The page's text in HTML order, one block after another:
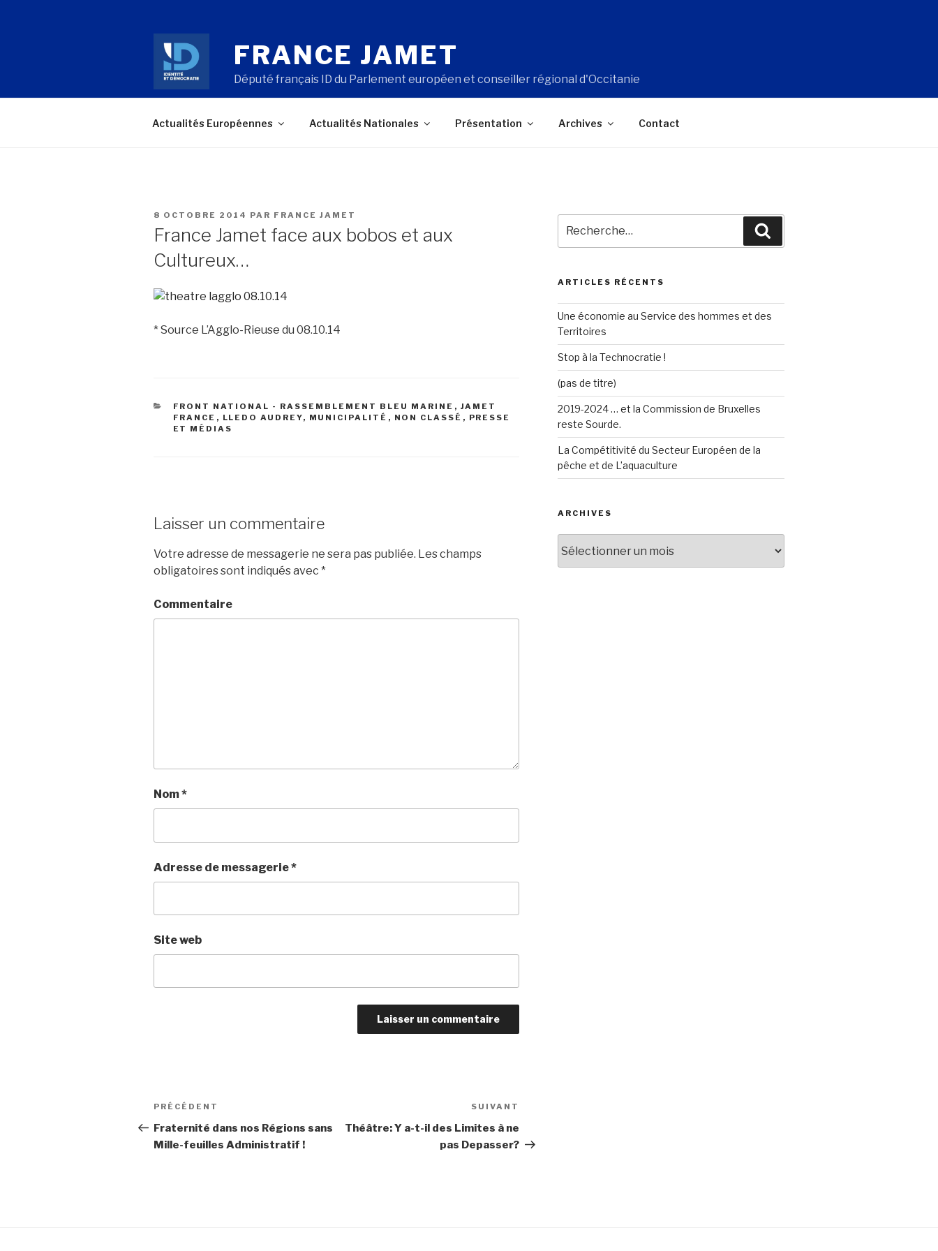
FRANCE JAMET
Député français ID du Parlement européen et conseiller régional d'Occitanie
Actualités Européennes Actualités Nationales Présentation Archives Contact
PUBLIÉ
LE
8 OCTOBRE 2014 PAR FRANCE JAMET
France Jamet face aux bobos et aux
Cultureux…
* Source L’Agglo-Rieuse du 08.10.14
CATÉGORIES
FRONT NATIONAL - RASSEMBLEMENT BLEU MARINE , JAMET
FRANCE , LLEDO AUDREY, MUNICIPALITÉ , NON CLASSÉ , PRESSE
ET MÉDIAS
Laisser un commentaire
Votre adresse de messagerie ne sera pas publiée. Les champs
obligatoires sont indiqués avec *
Commentaire
Nom*
Adresse de messagerie*
Site web
Navigation
de
l’article
Article
précédent
PRÉCÉDENT
Fraternité dans nos Régions sans
Mille-feuilles Administratif !
SUIVANT
Théâtre: Y a-t-il des Limites à ne
pas Depasser?
pour
ARTICLES RÉCENTS
Une économie au Service des hommes et des
Territoires
Stop à la Technocratie !
(pas de titre)
2019-2024 … et la Commission de Bruxelles
reste Sourde.
La Compétitivité du Secteur Européen de la
pêche et de L’aquaculture
ARCHIVES